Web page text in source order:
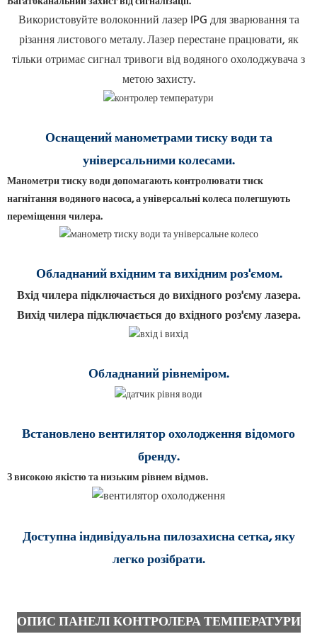
Використовуйте волоконний лазер IPG для зварювання та
різання листового металу.Лазер перестане працювати, як
тільки отримає сигнал тривоги від водяного охолоджувача з
метою захисту.
Оснащений манометрами тиску води та
універсальними колесами.
Манометри тиску води допомагають контролювати тиск
нагнітання водяного насоса, а універсальні колеса полегшують
переміщення чилера.
Обладнаний вхідним та вихідним роз'ємом.
Вхід чилера підключається до вихідного роз'єму лазера.
Вихід чилера підключається до вхідного роз'єму лазера.
Обладнаний рівнеміром.
Встановлено вентилятор охолодження відомого
бренду.
З високою якістю та низьким рівнем відмов.
Доступна індивідуальна пилозахисна сетка, яку
легко розібрати.
ОПИС ПАНЕЛІ КОНТРОЛЕРА ТЕМПЕРАТУРИ